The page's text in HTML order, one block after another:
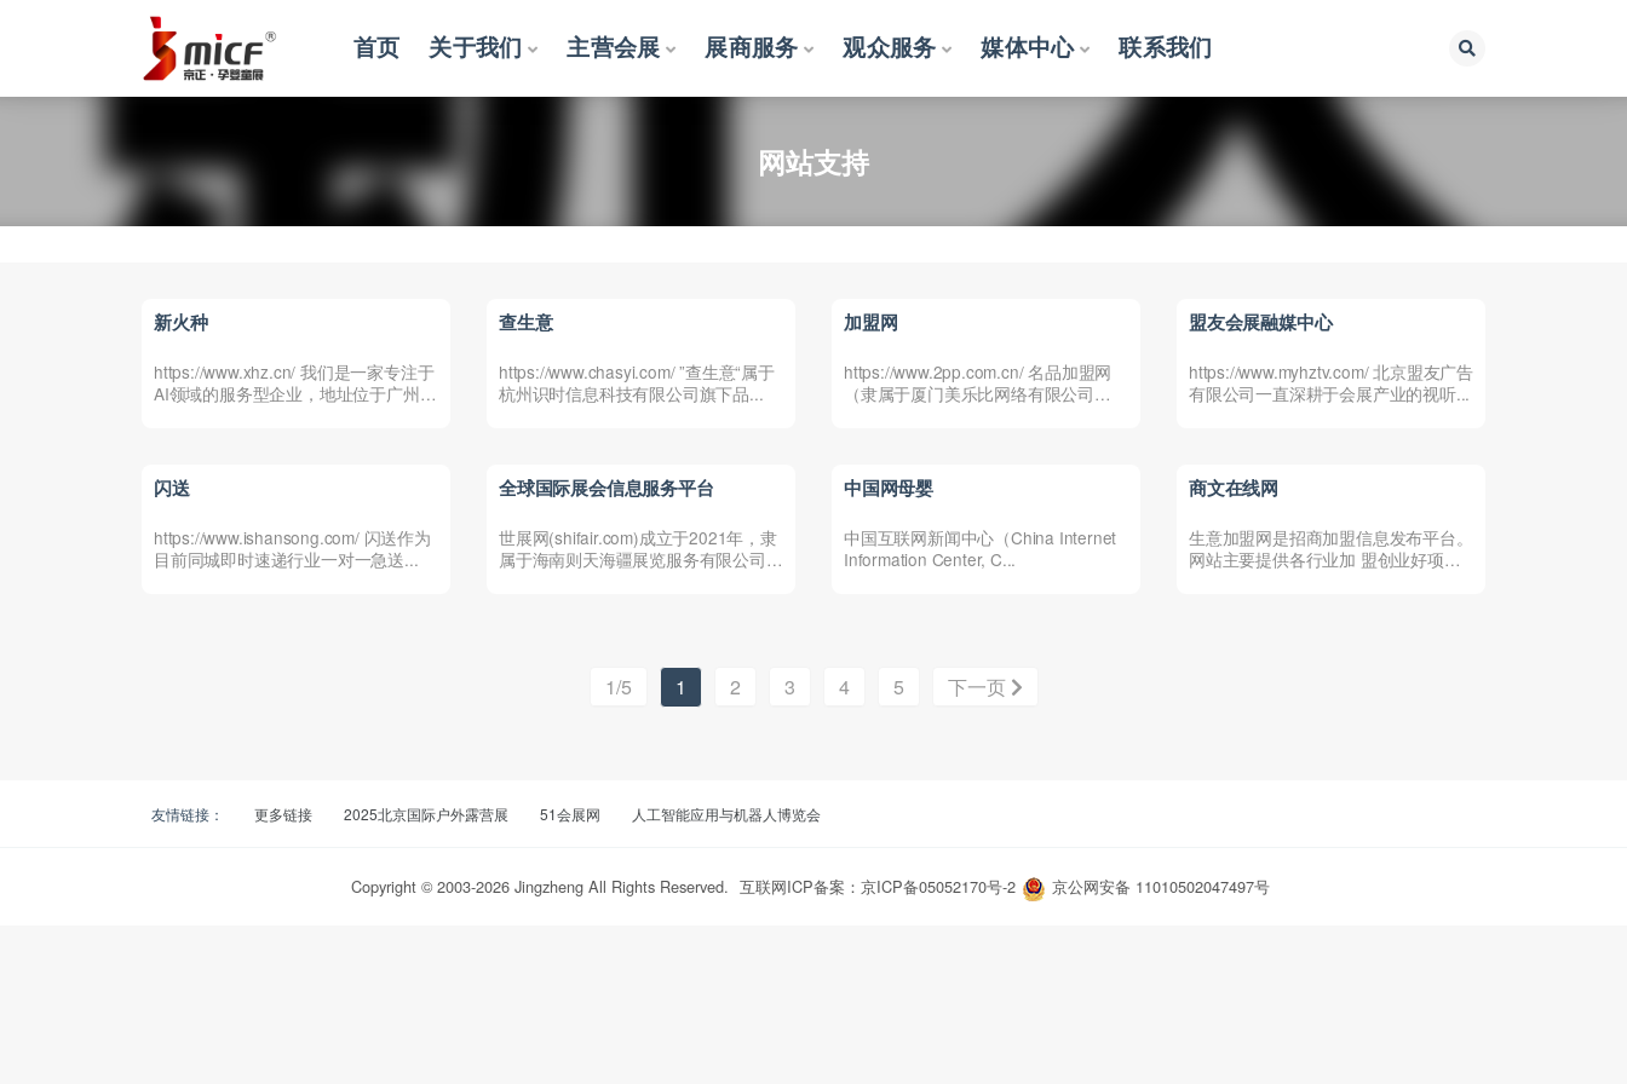
首页 关于我们 主营会展 展商服务 观众服务 媒体中心 联系我们
网站支持
新火种
https://www.xhz.cn/ 我们是一家专注于
AI领域的服务型企业，地址位于广州
查生意
https://www.chasyi.com/ ”查生意“属于
杭州识时信息科技有限公司旗下品...
加盟网
https://www.2pp.com.cn/ 名品加盟网
（隶属于厦门美乐比网络有限公司
盟友会展融媒中心
https://www.myhztv.com/ 北京盟友广告
有限公司一直深耕于会展产业的视听...
闪送
https://www.ishansong.com/ 闪送作为
目前同城即时速递行业一对一急送...
全球国际展会信息服务平台
世展网(shifair.com)成立于2021年，隶
属于海南则天海疆展览服务有限公司。
中国网母婴
中国互联网新闻中心（China Internet
Information Center, C...
商文在线网
生意加盟网是招商加盟信息发布平台。
网站主要提供各行业加 盟创业好项
1/5 1 2 3 4 5 下一页
友情链接： 更多链接 2025北京国际户外露营展 51会展网 人工智能应用与机器人博览会
Copyright © 2003-2026 Jingzheng All Rights Reserved. 互联网ICP备案：京ICP备05052170号-2 京公网安备 11010502047497号
全部